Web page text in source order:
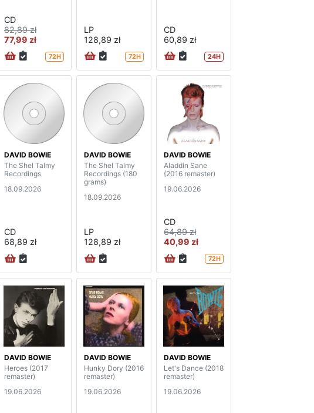
CD
82,89 zł
77,99 zł
72H
LP
128,89 zł
72H
CD
60,89 zł
24H
DAVID BOWIE
The Shel Talmy
Recordings
18.09.2026
CD
68,89 zł
DAVID BOWIE
The Shel Talmy
Recordings (180
grams)
18.09.2026
LP
128,89 zł
DAVID BOWIE
Aladdin Sane
(2016 remaster)
19.06.2026
CD
64,89 zł
40,99 zł
72H
DAVID BOWIE
Heroes (2017
remaster)
19.06.2026
DAVID BOWIE
Hunky Dory (2016
remaster)
19.06.2026
DAVID BOWIE
Let's Dance (2018
remaster)
19.06.2026